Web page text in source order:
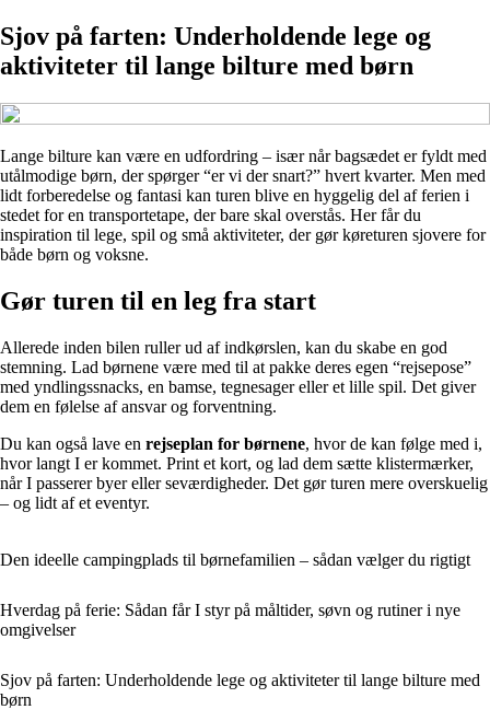
Sjov på farten: Underholdende lege og
aktiviteter til lange bilture med børn
Lange bilture kan være en udfordring – især når bagsædet er fyldt med
utålmodige børn, der spørger “er vi der snart?” hvert kvarter. Men med
lidt forberedelse og fantasi kan turen blive en hyggelig del af ferien i
stedet for en transportetape, der bare skal overstås. Her får du
inspiration til lege, spil og små aktiviteter, der gør køreturen sjovere for
både børn og voksne.
Gør turen til en leg fra start
Allerede inden bilen ruller ud af indkørslen, kan du skabe en god
stemning. Lad børnene være med til at pakke deres egen “rejsepose”
med yndlingssnacks, en bamse, tegnesager eller et lille spil. Det giver
dem en følelse af ansvar og forventning.
Du kan også lave en rejseplan for børnene, hvor de kan følge med i,
hvor langt I er kommet. Print et kort, og lad dem sætte klistermærker,
når I passerer byer eller seværdigheder. Det gør turen mere overskuelig
– og lidt af et eventyr.
Den ideelle campingplads til børnefamilien – sådan vælger du rigtigt
Hverdag på ferie: Sådan får I styr på måltider, søvn og rutiner i nye
omgivelser
Sjov på farten: Underholdende lege og aktiviteter til lange bilture med
børn